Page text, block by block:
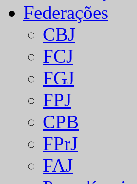
Federações
CBJ
FCJ
FGJ
FPJ
CPB
FPrJ
FAJ